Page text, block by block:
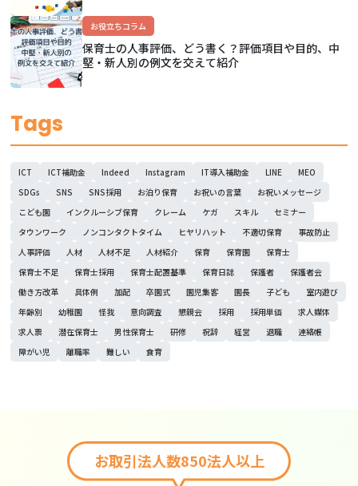
お役立ちコラム
保育士の人事評価、どう書く？評価項目や目的、中
堅・新人別の例文を交えて紹介
Tags
ICT ICT補助金 Indeed Instagram IT導入補助金 LINE
MEO
SDGs
SNS SNS採用 お泊り保育 お祝いの言葉
お祝いメッセージ
こども園
インクルーシブ保育 クレーム ケガ スキル
セミナー
タウンワーク
ノンコンタクトタイム ヒヤリハット 不適切保育
事故防止
人事評価
人材 人材不足 人材紹介 保育 保育園
保育士
保育士不足
保育士採用 保育士配置基準 保育日誌 保護者
保護者会
働き方改革
具体例 加配 卒園式 園児集客 園長 子ども
室内遊び
年齢別
幼稚園 怪我 意向調査 懇親会 採用 採用単価
求人媒体
求人票
潜在保育士 男性保育士 研修 祝辞 経営 退職
連絡帳
障がい児
離職率 難しい 食育
お取引法人数850法人以上